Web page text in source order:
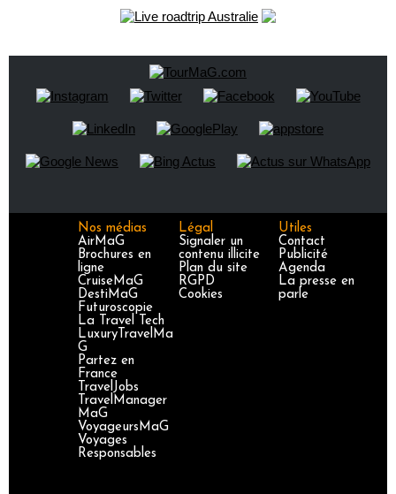
Nos médias
AirMaG
Brochures en
ligne
CruiseMaG
DestiMaG
Futuroscopie
La Travel Tech
LuxuryTravelMa
G
Partez en
France
TravelJobs
TravelManager
MaG
VoyageursMaG
Voyages
Responsables
Légal
Signaler un
contenu illicite
Plan du site
RGPD
Cookies
Utiles
Contact
Publicité
Agenda
La presse en
parle